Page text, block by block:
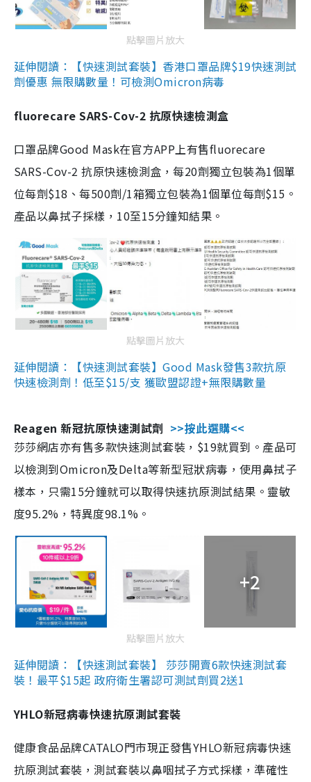
點擊圖片放大
延伸閱讀：【快速測試套裝】香港口罩品牌$19快速測試
劑優惠 無限購數量！可檢測Omicron病毒
fluorecare SARS-Cov-2 抗原快速檢測盒
口罩品牌Good Mask在官方APP上有售fluorecare
SARS-Cov-2 抗原快速檢測盒，每20劑獨立包裝為1個單
位每劑$18、每500劑/1箱獨立包裝為1個單位每劑$15。
產品以鼻拭子採樣，10至15分鐘知結果。
點擊圖片放大
延伸閱讀：【快速測試套裝】Good Mask發售3款抗原
快速檢測劑！低至$15/支 獲歐盟認證+無限購數量
Reagen 新冠抗原快速測試劑 >>按此選購<<
莎莎網店亦有售多款快速測試套裝，$19就買到。產品可
以檢測到Omicron及Delta等新型冠狀病毒，使用鼻拭子
樣本，只需15分鐘就可以取得快速抗原測試結果。靈敏
度95.2%，特異度98.1%。
+2
點擊圖片放大
延伸閱讀：【快速測試套裝】 莎莎開賣6款快速測試套
裝！最平$15起 政府衛生署認可測試劑買2送1
YHLO新冠病毒快速抗原測試套裝
健康食品品牌CATALO門市現正發售YHLO新冠病毒快速
抗原測試套裝，測試套裝以鼻咽拭子方式採樣，準確性